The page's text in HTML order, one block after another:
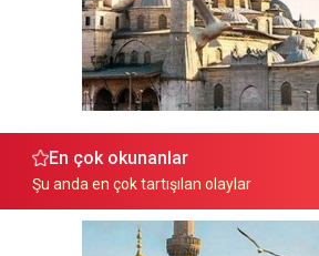
En çok okunanlar
Şu anda en çok tartışılan olaylar